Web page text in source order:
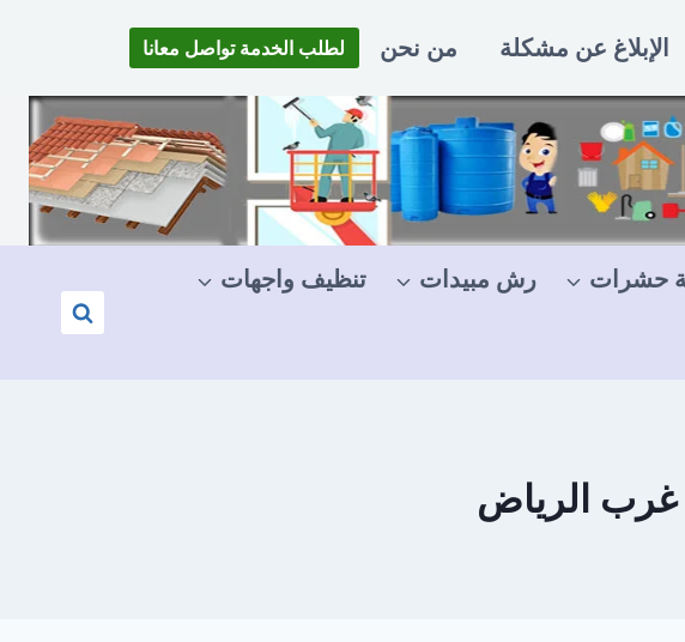
الإبلاغ عن مشكلة من نحن لطلب الخدمة تواصل معانا
حشرات رش مبيدات تنظيف واجهات
الرياض